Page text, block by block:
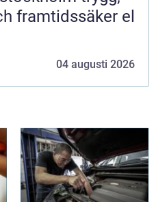
framtidssäker el
04 augusti 2026